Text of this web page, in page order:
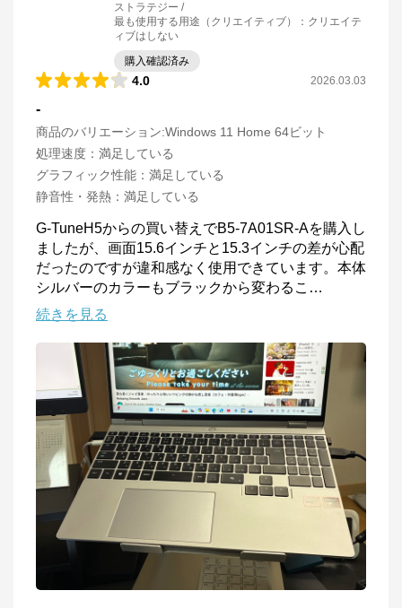
ストラテジー
最も使用する用途（クリエイティブ）
： クリエイテ
ィブはしない
購入確認済み
4.0 2026.03.03
-
商品のバリエーション:Windows 11 Home 64ビット
処理速度 ： 満足している
グラフィック性能 ： 満足している
静音性・発熱 ： 満足している
G-TuneH5からの買い替えでB5-7A01SR-Aを購入し
ましたが、画面15.6インチと15.3インチの差が心配
だったのですが違和感なく使用できています。本体
シルバーのカラーもブラックから変わるこ …
続きを見る
マウスコンピューター[公式]
公式ECサイト
※外部サイトが開きます
マウスコンピューター[公式]からのコメント